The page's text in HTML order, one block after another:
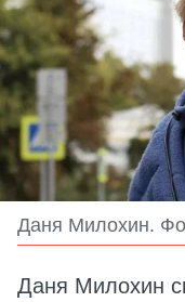
Даня Милохин.
Даня Милохин